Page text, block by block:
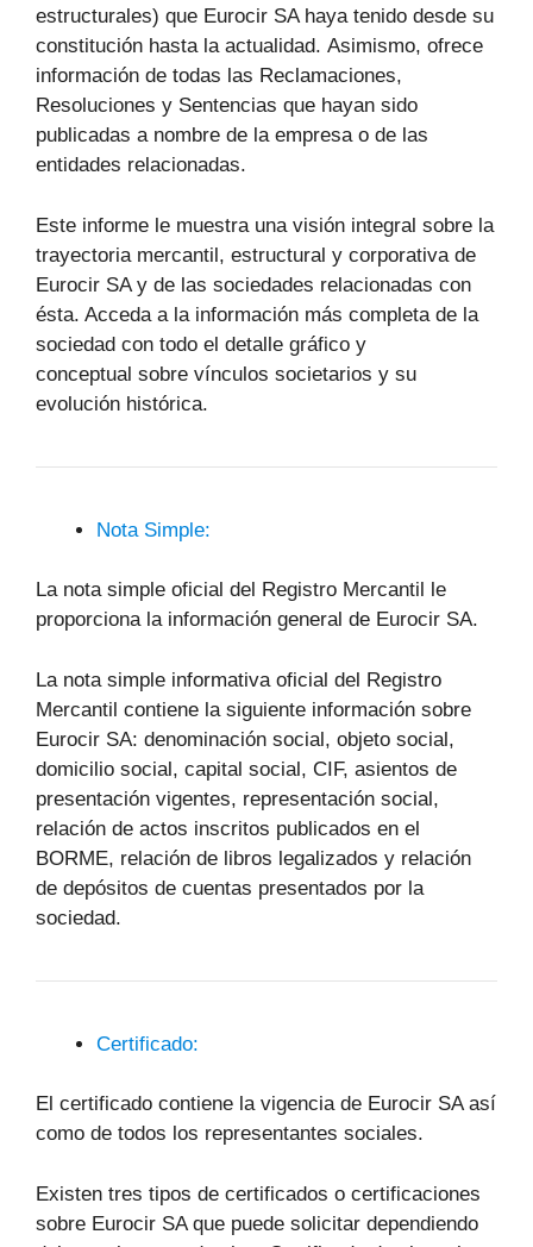
estructurales) que Eurocir SA haya tenido desde su
constitución hasta la actualidad. Asimismo, ofrece
información de todas las Reclamaciones,
Resoluciones y Sentencias que hayan sido
publicadas a nombre de la empresa o de las
entidades relacionadas.
Este informe le muestra una visión integral sobre la
trayectoria mercantil, estructural y corporativa de
Eurocir SA y de las sociedades relacionadas con
ésta. Acceda a la información más completa de la
sociedad con todo el detalle gráfico y
conceptual sobre vínculos societarios y su
evolución histórica.
Nota Simple:
La nota simple oficial del Registro Mercantil le
proporciona la información general de Eurocir SA.
La nota simple informativa oficial del Registro
Mercantil contiene la siguiente información sobre
Eurocir SA: denominación social, objeto social,
domicilio social, capital social, CIF, asientos de
presentación vigentes, representación social,
relación de actos inscritos publicados en el
BORME, relación de libros legalizados y relación
de depósitos de cuentas presentados por la
sociedad.
Certificado:
El certificado contiene la vigencia de Eurocir SA así
como de todos los representantes sociales.
Existen tres tipos de certificados o certificaciones
sobre Eurocir SA que puede solicitar dependiendo